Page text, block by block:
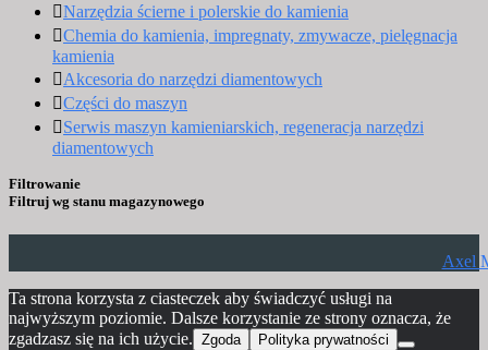
Narzędzia ścierne i polerskie do kamienia
Chemia do kamienia, impregnaty, zmywacze, pielęgnacja
kamienia
Akcesoria do narzędzi diamentowych
Części do maszyn
Serwis maszyn kamieniarskich, regeneracja narzędzi
diamentowych
Filtrowanie
Filtruj wg stanu magazynowego
Axel
Ta strona korzysta z ciasteczek aby świadczyć usługi na
najwyższym poziomie. Dalsze korzystanie ze strony oznacza, że
zgadzasz się na ich użycie. Zgoda Polityka prywatności